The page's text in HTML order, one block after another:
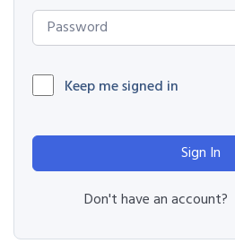
Keep me signed in
Sign In
Don't have an account?